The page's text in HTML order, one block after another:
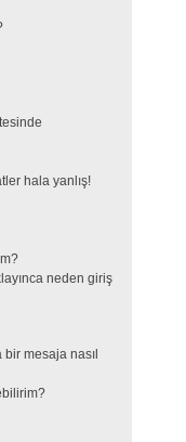
hala yanlış!
neden giriş
mesaja nasıl